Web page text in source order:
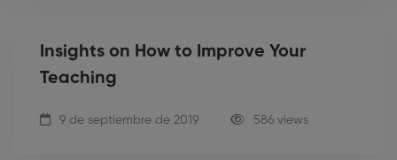
Insights on How to Improve Your
Teaching
9 de septiembre de 2019 586 views